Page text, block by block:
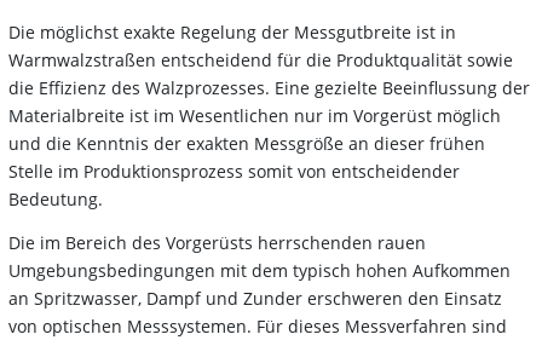
Die möglichst exakte Regelung der Messgutbreite ist in
Warmwalzstraßen entscheidend für die Produktqualität sowie
die Effizienz des Walzprozesses. Eine gezielte Beeinflussung der
Materialbreite ist im Wesentlichen nur im Vorgerüst möglich
und die Kenntnis der exakten Messgröße an dieser frühen
Stelle im Produktionsprozess somit von entscheidender
Bedeutung.
Die im Bereich des Vorgerüsts herrschenden rauen
Umgebungsbedingungen mit dem typisch hohen Aufkommen
an Spritzwasser, Dampf und Zunder erschweren den Einsatz
von optischen Messsystemen. Für dieses Messverfahren sind